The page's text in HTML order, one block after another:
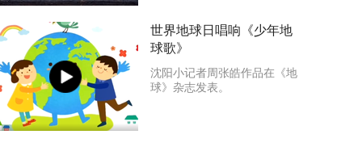
世界地球日唱响《少年地
球歌》
沈阳小记者周张皓作品在《地
球》杂志发表。